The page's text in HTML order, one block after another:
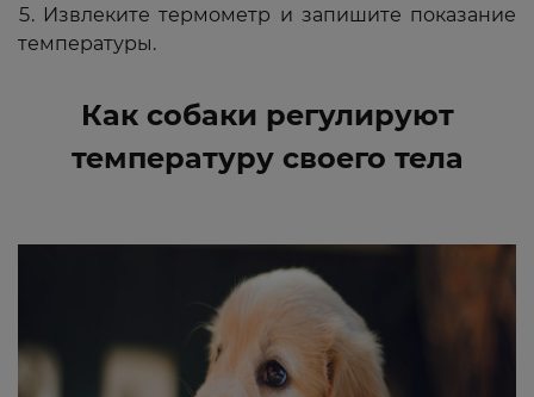
Извлеките термометр и запишите показание
температуры.
Как собаки регулируют
температуру своего тела